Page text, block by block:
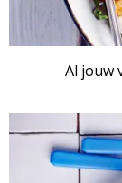
Al jouw